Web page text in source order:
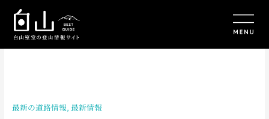
最新の道路情報, 最新情報